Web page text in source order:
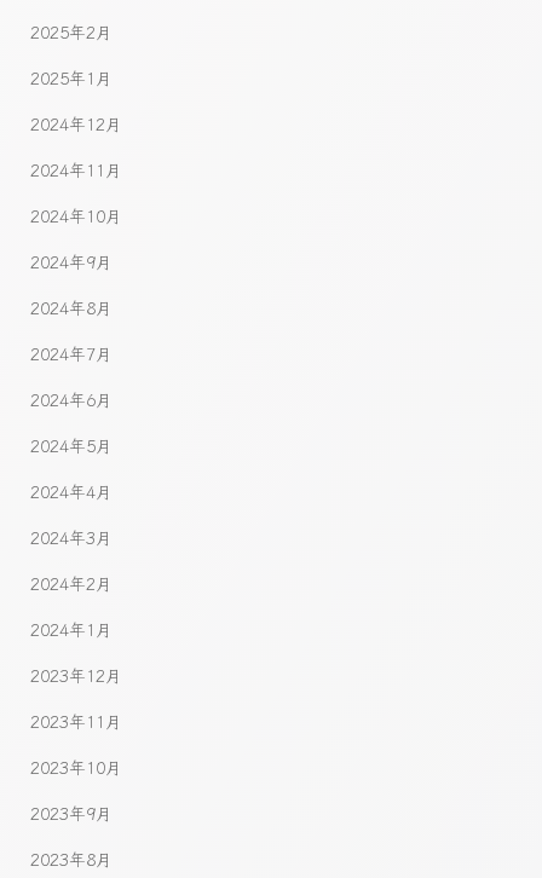
2025年2月
2025年1月
2024年12月
2024年11月
2024年10月
2024年9月
2024年8月
2024年7月
2024年6月
2024年5月
2024年4月
2024年3月
2024年2月
2024年1月
2023年12月
2023年11月
2023年10月
2023年9月
2023年8月